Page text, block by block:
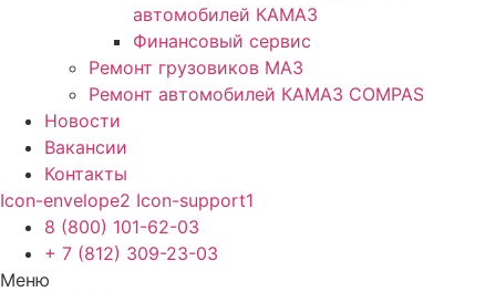
автомобилей КАМАЗ
Финансовый сервис
Ремонт грузовиков МАЗ
Ремонт автомобилей КАМАЗ COMPAS
Новости
Вакансии
Контакты
Icon-envelope2 Icon-support1
8 (800) 101-62-03
+ 7 (812) 309-23-03
Меню